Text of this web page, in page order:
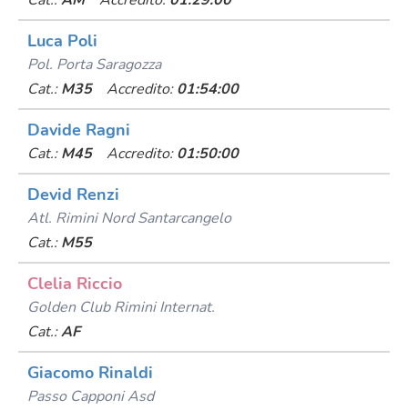
Luca Poli
Pol. Porta Saragozza
Cat.: M35 Accredito: 01:54:00
Davide Ragni
Cat.: M45 Accredito: 01:50:00
Devid Renzi
Atl. Rimini Nord Santarcangelo
Cat.: M55
Clelia Riccio
Golden Club Rimini Internat.
Cat.:AF
Giacomo Rinaldi
Passo Capponi Asd